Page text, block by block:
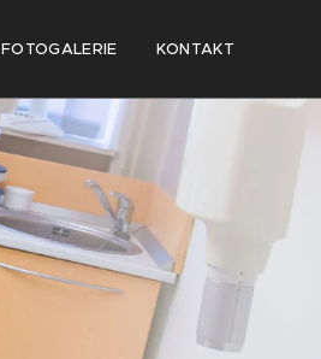
FOTOGALERIE KONTAKT